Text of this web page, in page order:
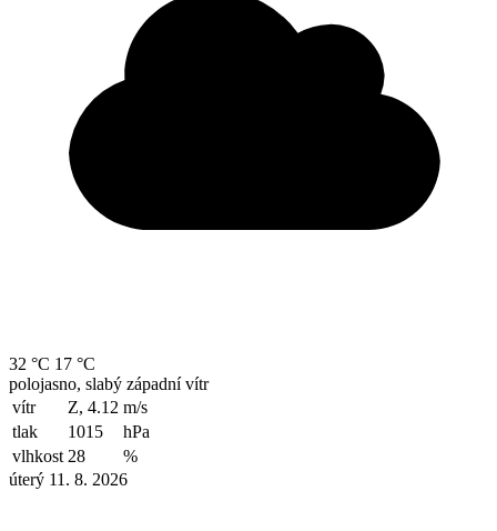
32 °C 17 °C
polojasno, slabý západní vítr
vítr
Z, 4.12 m/s
tlak
1015
hPa
vlhkost 28
%
úterý 11. 8. 2026